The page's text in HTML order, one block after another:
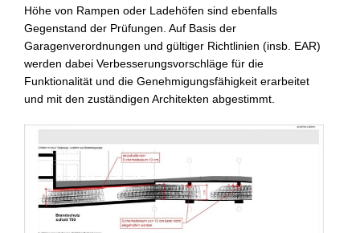
Höhe von Rampen oder Ladehöfen sind ebenfalls
Gegenstand der Prüfungen. Auf Basis der
Garagenverordnungen und gültiger Richtlinien (insb. EAR)
werden dabei Verbesserungsvorschläge für die
Funktionalität und die Geneh­mi­gungsfähigkeit erarbeitet
und mit den zuständigen Architekten ab­ge­stimmt.